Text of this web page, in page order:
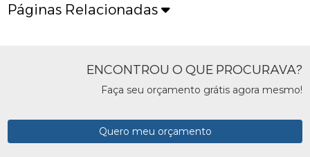
Páginas Relacionadas
ENCONTROU O QUE PROCURAVA?
Faça seu orçamento grátis agora mesmo!
Quero meu orçamento